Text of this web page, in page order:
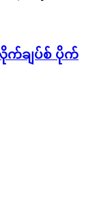
ချပ်စ် ပိုက်